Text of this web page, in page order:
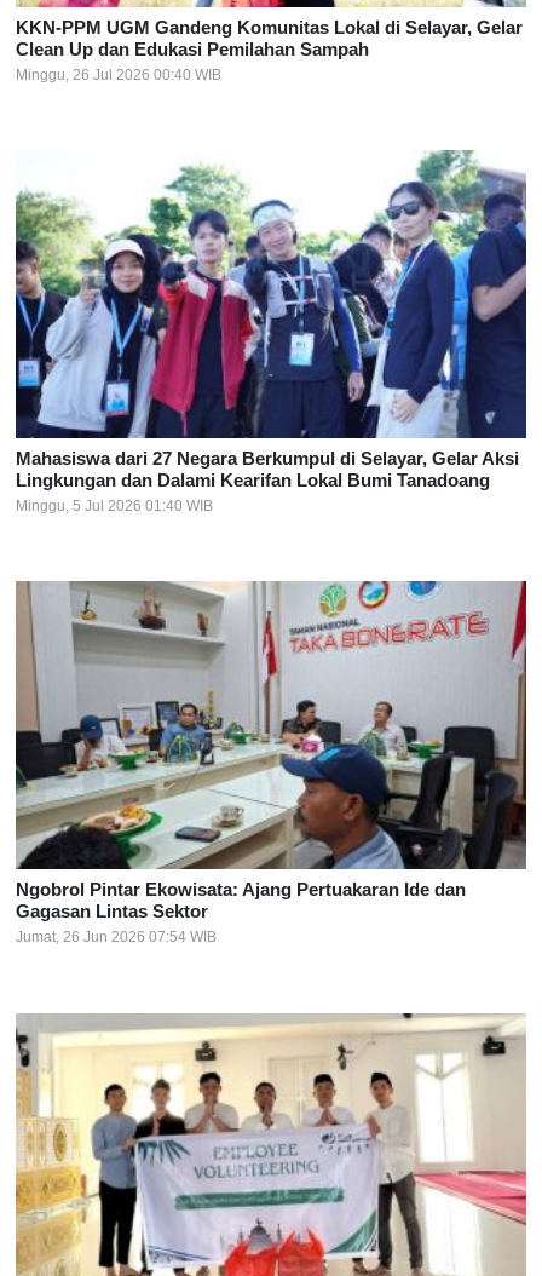
KKN-PPM UGM Gandeng Komunitas Lokal di Selayar, Gelar
Clean Up dan Edukasi Pemilahan Sampah
Minggu, 26 Jul 2026 00:40 WIB
Mahasiswa dari 27 Negara Berkumpul di Selayar, Gelar Aksi
Lingkungan dan Dalami Kearifan Lokal Bumi Tanadoang
Minggu, 5 Jul 2026 01:40 WIB
Ngobrol Pintar Ekowisata: Ajang Pertuakaran Ide dan
Gagasan Lintas Sektor
Jumat, 26 Jun 2026 07:54 WIB